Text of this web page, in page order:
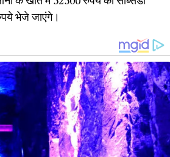
भेजे जाएंगे।